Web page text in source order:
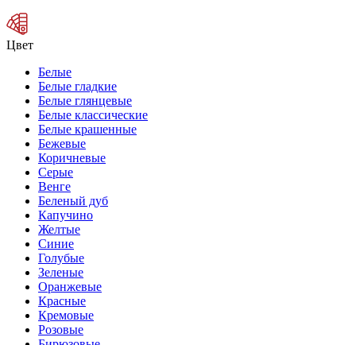
Цвет
Белые
Белые гладкие
Белые глянцевые
Белые классические
Белые крашенные
Бежевые
Коричневые
Серые
Венге
Беленый дуб
Капучино
Желтые
Синие
Голубые
Зеленые
Оранжевые
Красные
Кремовые
Розовые